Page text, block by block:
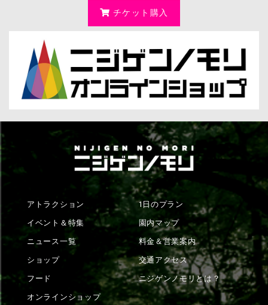
チケット購入
アトラクション
イベント＆特集
ニュース一覧
ショップ
フード
オンラインショップ
1日のプラン
園内マップ
料金＆営業案内
交通アクセス
ニジゲンノモリとは？